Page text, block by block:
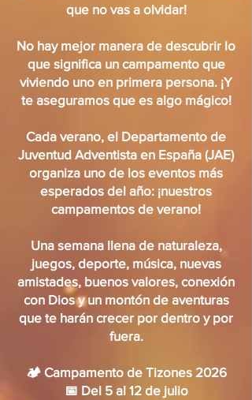
que no vas a olvidar!
No hay mejor manera de descubrir lo
que significa un campamento que
viviendo uno en primera persona. ¡Y
te aseguramos que es algo mágico!
Cada verano, el Departamento de
Juventud Adventista en España (JAE)
organiza uno de los eventos más
esperados del año: ¡nuestros
campamentos de verano!
Una semana llena de naturaleza,
juegos, deporte, música, nuevas
amistades, buenos valores, conexión
con Dios y un montón de aventuras
que te harán crecer por dentro y por
fuera.
🏕 Campamento de Tizones 2026
📅 Del 5 al 12 de julio